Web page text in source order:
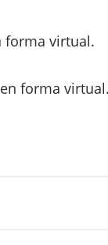
forma virtual.
en forma